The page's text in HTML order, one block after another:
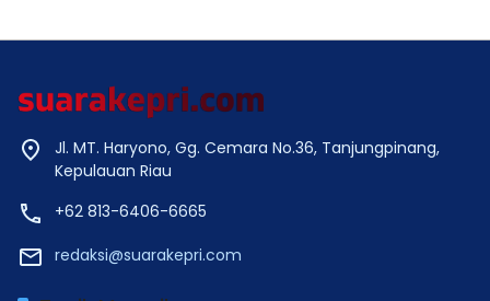
Jl. MT. Haryono, Gg. Cemara No.36, Tanjungpinang,
Kepulauan Riau
+62 813-6406-6665
redaksi@suarakepri.com